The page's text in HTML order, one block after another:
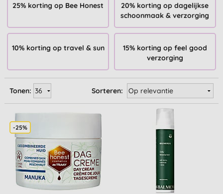
25% korting op Bee Honest
20% korting op dagelijkse
schoonmaak & verzorging
10% korting op travel & sun
15% korting op feel good
verzorging
Sorteren:
Tonen:
-25%